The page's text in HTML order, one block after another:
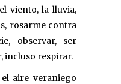
viento, la lluvia,
rosarme contra
observar, ser
incluso respirar.
aire veraniego